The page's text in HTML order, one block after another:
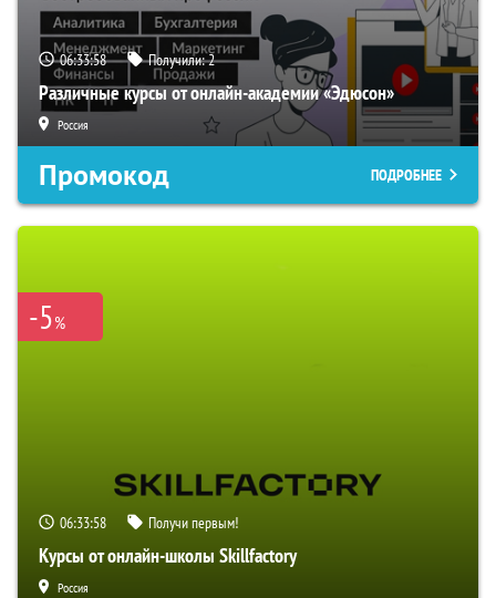
06:33:57 Получили:2
Различные курсы от онлайн-академии «Эдюсон»
Россия
Промокод ПОДРОБНЕЕ
-5%
06:33:57 Получи первым!
Курсы от онлайн-школы Skillfactory
Россия